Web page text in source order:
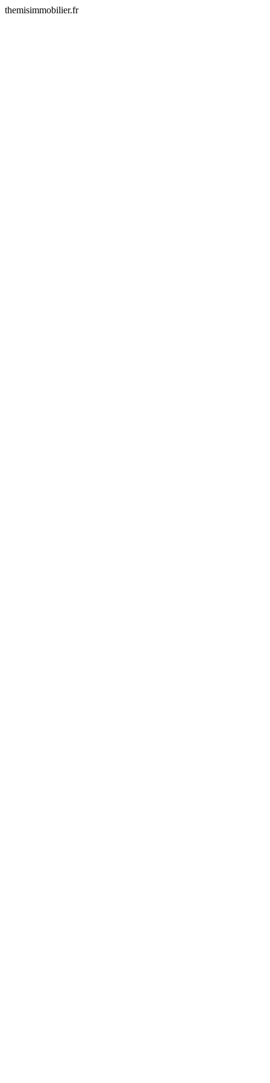
themisimmobilier.fr